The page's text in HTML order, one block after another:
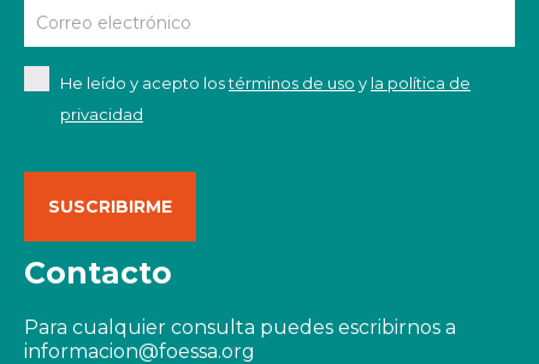
He leído y acepto lostérminos de uso y la política de
privacidad
Contacto
Para cualquier consulta puedes escribirnos a
informacion@foessa.org